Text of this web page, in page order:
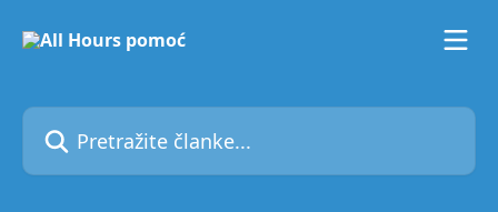
Pretražite članke...